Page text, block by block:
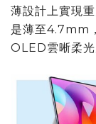
薄設計上實現
是薄至4.7mm
OLED雲晰柔光